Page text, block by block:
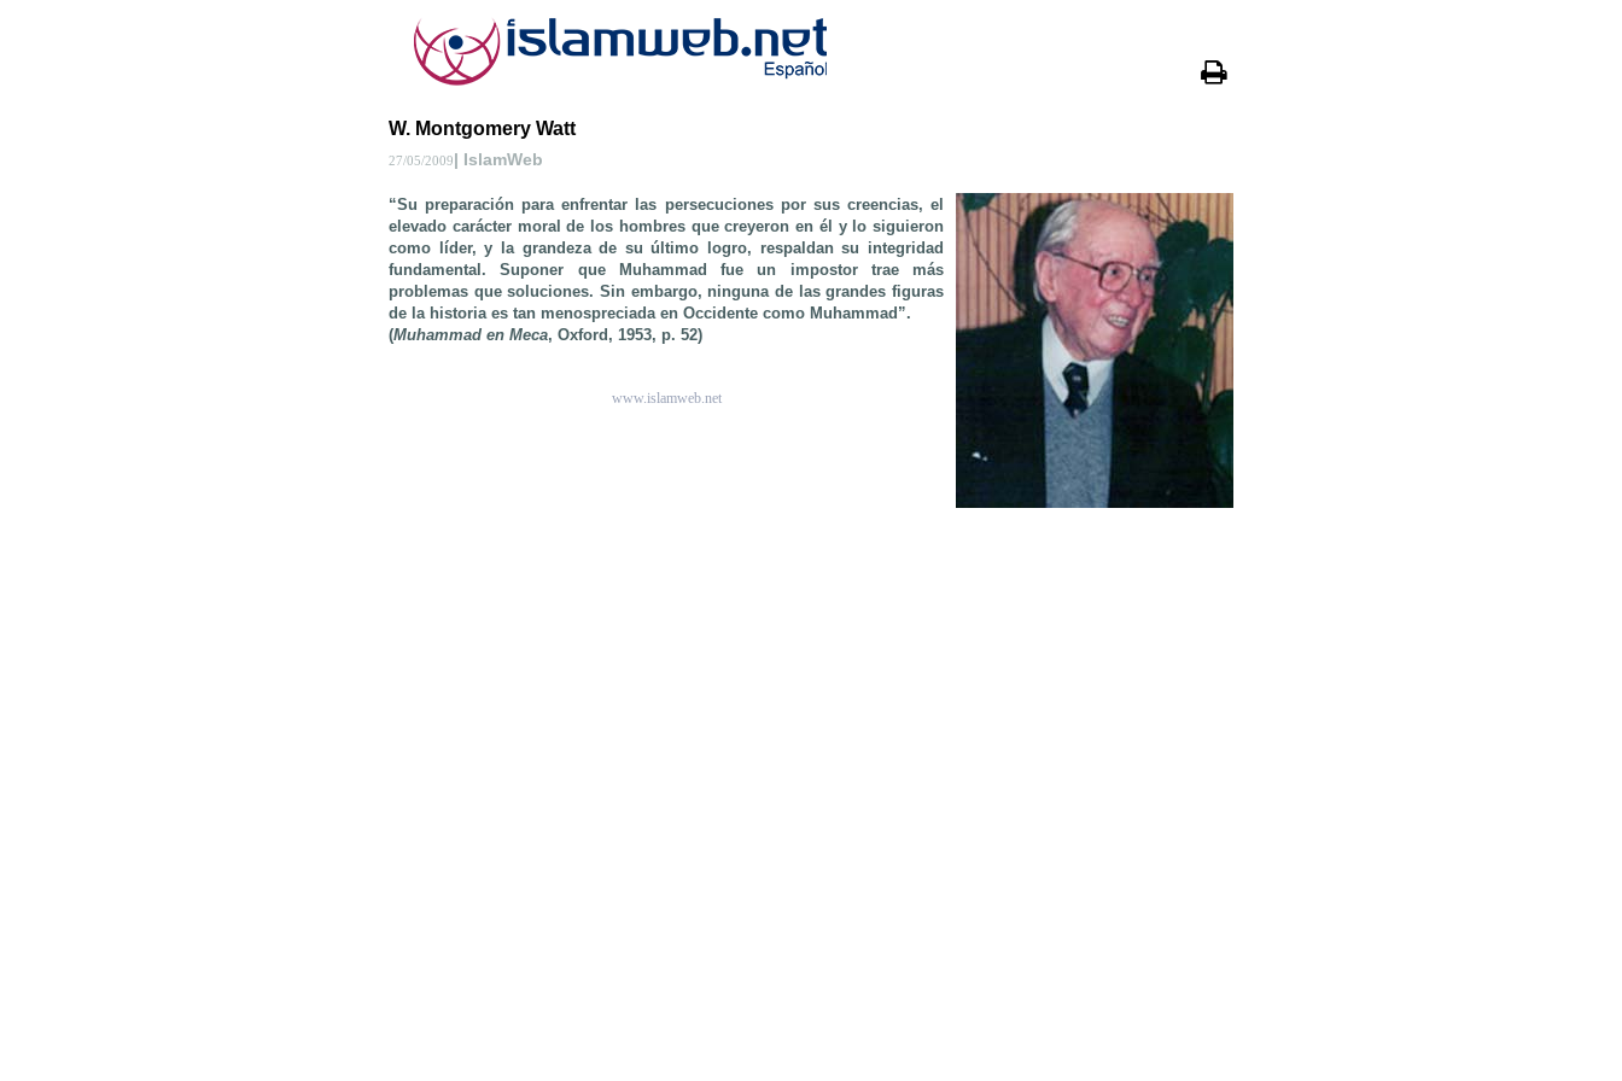
W. Montgomery Watt
27/05/2009| IslamWeb
“Su preparación para enfrentar las persecuciones por sus creencias, el
elevado carácter moral de los hombres que creyeron en él y lo siguieron
como líder, y la grandeza de su último logro, respaldan su integridad
fundamental. Suponer que Muhammad fue un impostor trae más
problemas que soluciones. Sin embargo, ninguna de las grandes figuras
de la historia es tan menospreciada en Occidente como Muhammad”.
(Muhammad en Meca, Oxford, 1953, p. 52)
www.islamweb.net